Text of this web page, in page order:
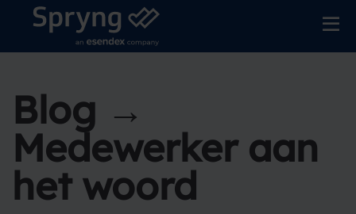
Blog →
Medewerker aan
het woord